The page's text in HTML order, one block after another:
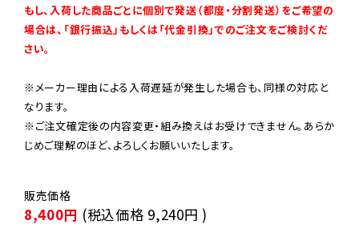
もし、入荷した商品ごとに個別で発送（都度・分割発送）をご希望の
場合は、「銀行振込」もしくは「代金引換」でのご注文をご検討くだ
さい。
※メーカー理由による入荷遅延が発生した場合も、同様の対応と
なります。
※ご注文確定後の内容変更・組み換えはお受けできません。あらか
じめご理解のほど、よろしくお願いいたします。
8,400円 (税込価格 9,240円 )